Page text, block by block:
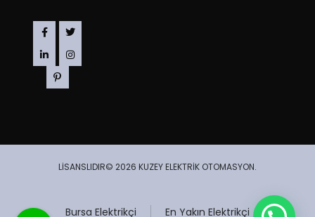
LİSANSLIDIR© 2026 KUZEY ELEKTRİK OTOMASYON.
En Yakın Elektrikçi
Bursa Elektrikçi